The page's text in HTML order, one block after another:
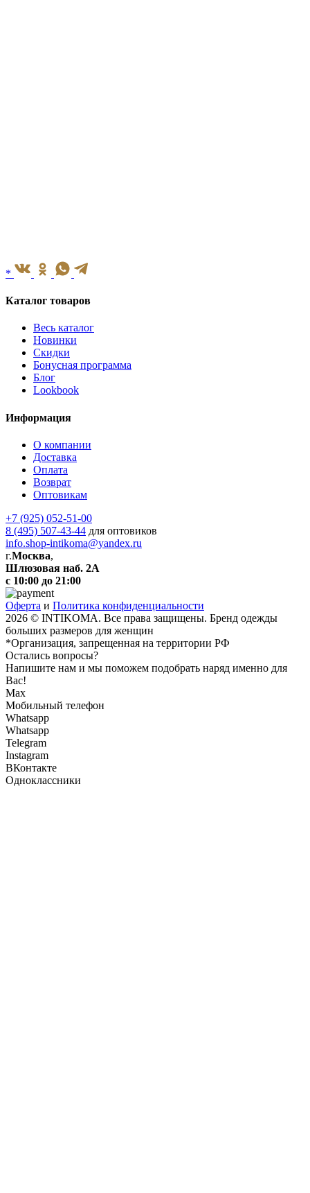
*
Каталог товаров
Весь каталог
Новинки
Скидки
Бонусная программа
Блог
Lookbook
Информация
О компании
Доставка
Оплата
Возврат
Оптовикам
+7 (925) 052-51-00
8 (495) 507-43-44 для оптовиков
info.shop-intikoma@yandex.ru
г.Москва,
Шлюзовая наб. 2А
с 10:00 до 21:00
Оферта и Политика конфиденциальности
2026 © INTIKOMA. Все права защищены. Бренд одежды
больших размеров для женщин
*Организация, запрещенная на территории РФ
Остались вопросы?
Напишите нам и мы поможем подобрать наряд именно для
Вас!
Max
Мобильный телефон
Whatsapp
Whatsapp
Telegram
Instagram
ВКонтакте
Одноклассники